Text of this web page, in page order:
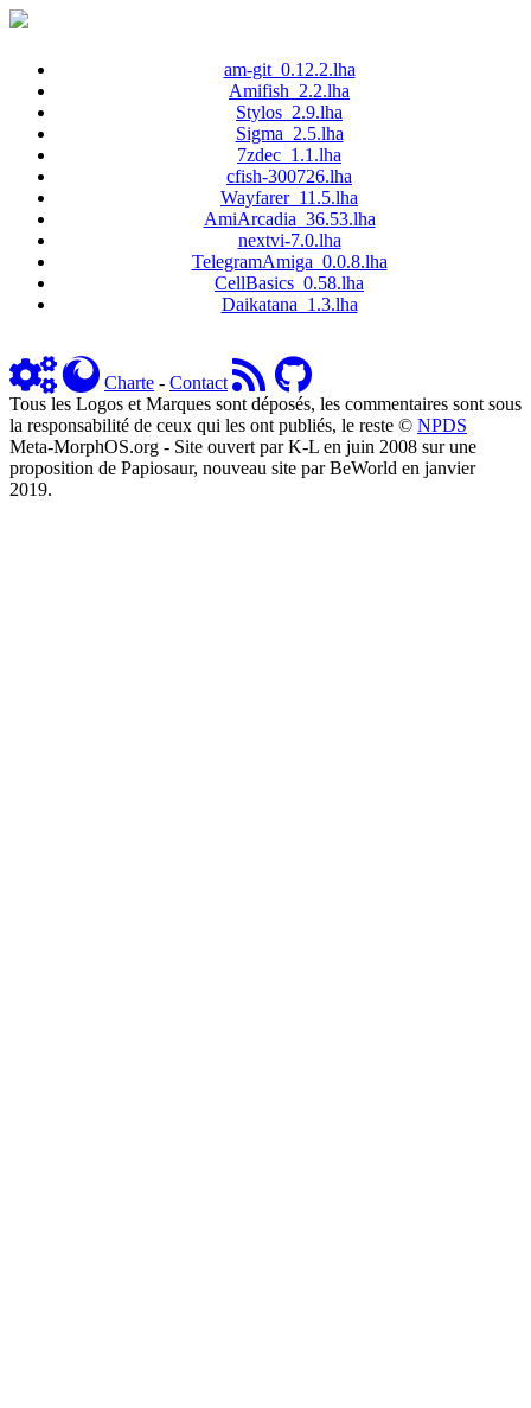
am-git_0.12.2.lha
Amifish_2.2.lha
Stylos_2.9.lha
Sigma_2.5.lha
7zdec_1.1.lha
cfish-300726.lha
Wayfarer_11.5.lha
AmiArcadia_36.53.lha
nextvi-7.0.lha
TelegramAmiga_0.0.8.lha
CellBasics_0.58.lha
Daikatana_1.3.lha
Charte - Contact
Tous les Logos et Marques sont déposés, les commentaires sont sous
la responsabilité de ceux qui les ont publiés, le reste © NPDS
Meta-MorphOS.org - Site ouvert par K-L en juin 2008 sur une
proposition de Papiosaur, nouveau site par BeWorld en janvier
2019.